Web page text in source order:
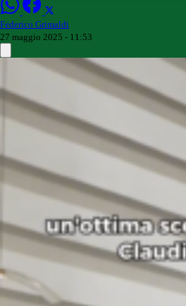
Federico Grimaldi
27 maggio 2025 - 11:53